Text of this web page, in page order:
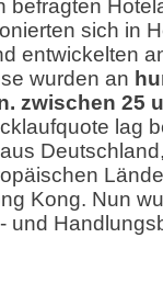
befragten
sich in
entwickelten
wurden an
zwischen 25
lag
Kong. Nun
und